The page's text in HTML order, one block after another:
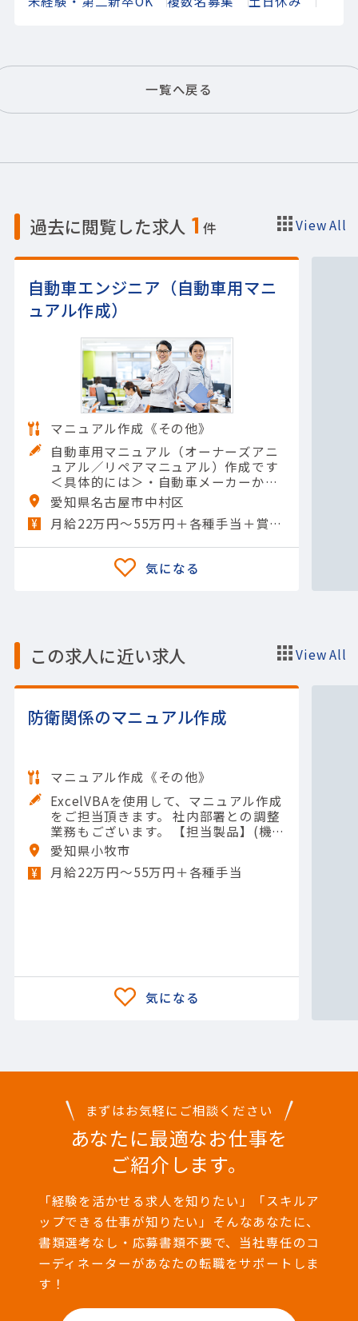
一覧へ戻る
過去に閲覧した求人 1 件 View All
自動車エンジニア（自動車用マニ
ュアル作成）
マニュアル作成《その他》
自動車用マニュアル（オーナーズアニ
ュアル／リペアマニュアル）作成です
＜具体的には＞・自動車メーカーから
の指示や依頼に従い、専用ツールを使
用したマニュアル作成・マニュアルに
関する問い合わせ対応・資料作…
愛知県名古屋市中村区
月給22万円～55万円＋各種手当＋賞与年2回
この求人に近い求人 View All
防衛関係のマニュアル作成
マニュアル作成《その他》
ExcelVBAを使用して、マニュアル作成
をご担当頂きます。 社内部署との調整
業務もございます。 【担当製品】(機
械)防衛 【使用ツール】Excel（入力）;
Excel（関数・グラフ）; Excel（マク
ロ）; PowerPoint; VBA; Photoshop; Il
愛知県小牧市
月給22万円〜55万円＋各種手当
まずはお気軽にご相談ください
あなたに最適なお仕事を
ご紹介します。
「経験を活かせる求人を知りたい」「スキルア
ップできる仕事が知りたい」そんなあなたに、
書類選考なし・応募書類不要で、当社専任のコ
ーディネーターがあなたの転職をサポートしま
す！